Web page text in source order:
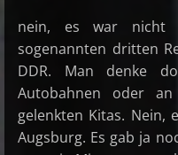
nein, es war nicht
sogenannten dritten
DDR. Man denke
Autobahnen oder
gelenkten Kitas. Nein,
Augsburg. Es gab ja